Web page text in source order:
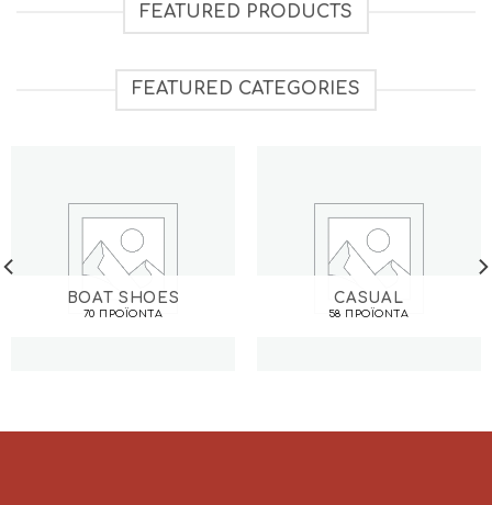
FEATURED PRODUCTS
FEATURED CATEGORIES
BOAT SHOES
70 ΠΡΟΪΌΝΤΑ
CASUAL
58 ΠΡΟΪΌΝΤΑ